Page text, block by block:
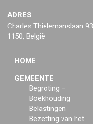
ADRES
Charles Thielemanslaan 93
1150, België
HOME
GEMEENTE
Begroting –
Boekhouding
Belastingen
Bezetting van het